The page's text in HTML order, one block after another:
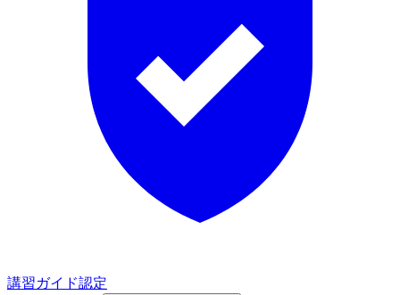
講習ガイド認定